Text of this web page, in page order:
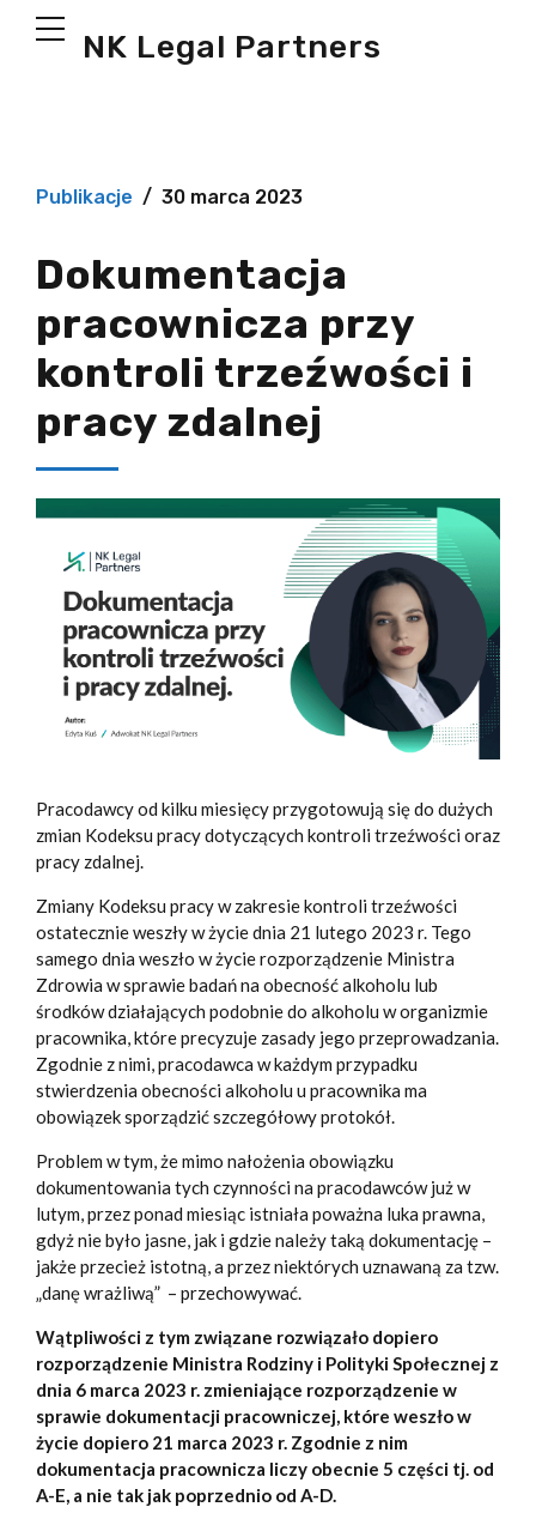
NK Legal Partners
Publikacje 30 marca 2023
Dokumentacja
pracownicza przy
kontroli trzeźwości i
pracy zdalnej
Pracodawcy od kilku miesięcy przygotowują się do dużych
zmian Kodeksu pracy dotyczących kontroli trzeźwości oraz
pracy zdalnej.
Zmiany Kodeksu pracy w zakresie kontroli trzeźwości
ostatecznie weszły w życie dnia 21 lutego 2023 r. Tego
samego dnia weszło w życie rozporządzenie Ministra
Zdrowia w sprawie badań na obecność alkoholu lub
środków działających podobnie do alkoholu w organizmie
pracownika, które precyzuje zasady jego przeprowadzania.
Zgodnie z nimi, pracodawca w każdym przypadku
stwierdzenia obecności alkoholu u pracownika ma
obowiązek sporządzić szczegółowy protokół.
Problem w tym, że mimo nałożenia obowiązku
dokumentowania tych czynności na pracodawców już w
lutym, przez ponad miesiąc istniała poważna luka prawna,
gdyż nie było jasne, jak i gdzie należy taką dokumentację –
jakże przecież istotną, a przez niektórych uznawaną za tzw.
„danę wrażliwą” – przechowywać.
Wątpliwości z tym związane rozwiązało dopiero
rozporządzenie Ministra Rodziny i Polityki Społecznej z
dnia 6 marca 2023 r. zmieniające rozporządzenie w
sprawie dokumentacji pracowniczej, które weszło w
życie dopiero 21 marca 2023 r. Zgodnie z nim
dokumentacja pracownicza liczy obecnie 5 części tj. od
A-E, a nie tak jak poprzednio od A-D.